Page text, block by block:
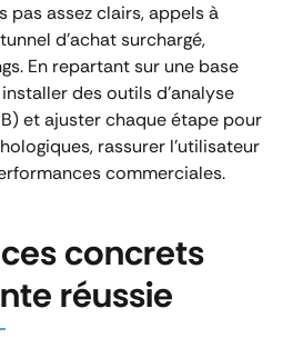
pas assez clairs, appels à
d’achat surchargé,
En repartant sur une base
des outils d’analyse
et ajuster chaque étape pour
rassurer l’utilisateur
commerciales.
concrets
réussie